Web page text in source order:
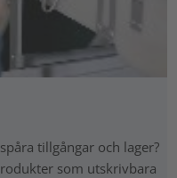
tillgångar och lager?
som utskrivbara